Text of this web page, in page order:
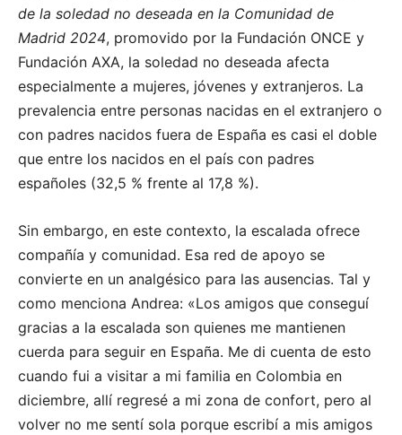
de la soledad no deseada en la Comunidad de
Madrid 2024, promovido por la Fundación ONCE y
Fundación AXA, la soledad no deseada afecta
especialmente a mujeres, jóvenes y extranjeros. La
prevalencia entre personas nacidas en el extranjero o
con padres nacidos fuera de España es casi el doble
que entre los nacidos en el país con padres
españoles (32,5 % frente al 17,8 %).
Sin embargo, en este contexto, la escalada ofrece
compañía y comunidad. Esa red de apoyo se
convierte en un analgésico para las ausencias. Tal y
como menciona Andrea: «Los amigos que conseguí
gracias a la escalada son quienes me mantienen
cuerda para seguir en España. Me di cuenta de esto
cuando fui a visitar a mi familia en Colombia en
diciembre, allí regresé a mi zona de confort, pero al
volver no me sentí sola porque escribí a mis amigos